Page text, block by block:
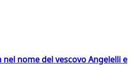
nome del vescovo Angelelli e